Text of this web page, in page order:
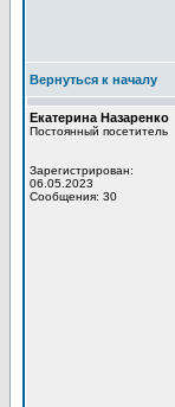
Вернуться к началу
Екатерина Назаренко
Постоянный посетитель
Зарегистрирован:
06.05.2023
Сообщения: 30